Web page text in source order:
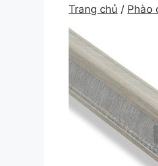
Trang chủ / Phào